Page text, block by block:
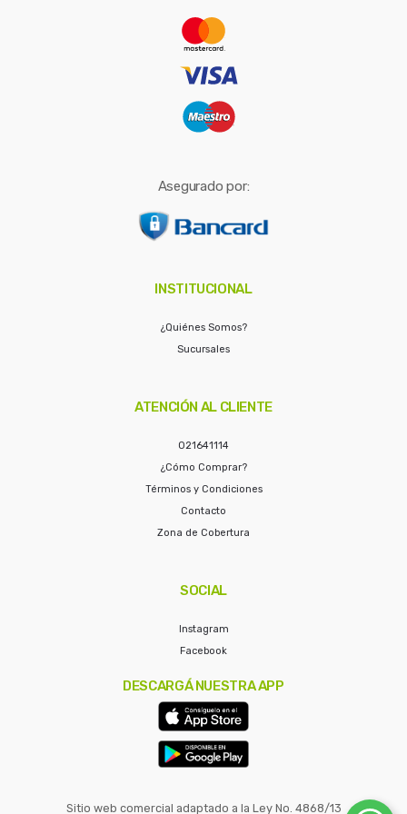
Asegurado por:
INSTITUCIONAL
¿Quiénes Somos?
Sucursales
ATENCIÓN AL CLIENTE
021641114
¿Cómo Comprar?
Términos y Condiciones
Contacto
Zona de Cobertura
SOCIAL
Instagram
Facebook
DESCARGÁ NUESTRA APP
Sitio web comercial adaptado a la Ley No. 4868/13